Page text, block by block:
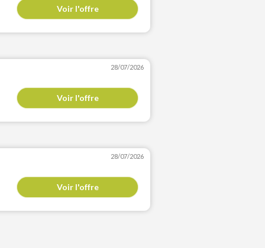
Voir l'offre
28/07/2026
Voir l'offre
28/07/2026
Voir l'offre